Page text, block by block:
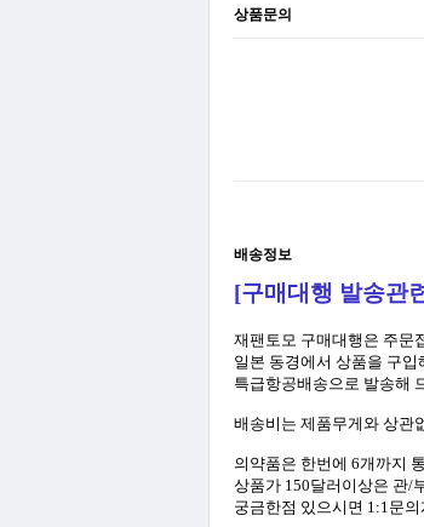
상품문의
배송정보
[구매대행 발송관
재팬토모 구매대행은 주문
일본 동경에서 상품을 구입
특급항공배송으로 발송해
배송비는 제품무게와 상관
의약품은 한번에 6개까지
상품가 150달러이상은 관/
궁금한점 있으시면 1:1문